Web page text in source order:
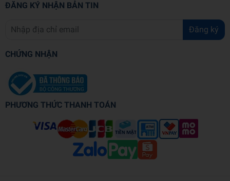
ĐĂNG KÝ NHẬN BẢN TIN
Đăng ký
CHỨNG NHẬN
PHƯƠNG THỨC THANH TOÁN